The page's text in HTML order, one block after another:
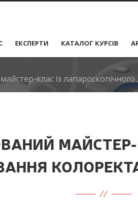
ЕКСПЕРТИ КАТАЛОГ КУРСІВ
клас із